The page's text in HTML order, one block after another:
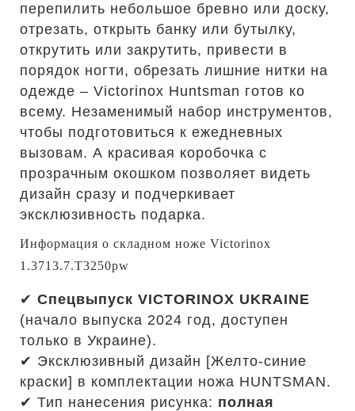
перепилить небольшое бревно или доску,
отрезать, открыть банку или бутылку,
открутить или закрутить, привести в
порядок ногти, обрезать лишние нитки на
одежде – Victorinox Huntsman готов ко
всему. Незаменимый набор инструментов,
чтобы подготовиться к ежедневных
вызовам. А красивая коробочка с
прозрачным окошком позволяет видеть
дизайн сразу и подчеркивает
эксклюзивность подарка.
Информация о складном ноже Victorinox
1.3713.7.T3250pw
✔ Спецвыпуск VICTORINOX UKRAINE
(начало выпуска 2024 год, доступен
только в Украине).
✔ Эксклюзивный дизайн [Желто-синие
краски] в комплектации ножа HUNTSMAN.
✔ Тип нанесения рисунка: полная